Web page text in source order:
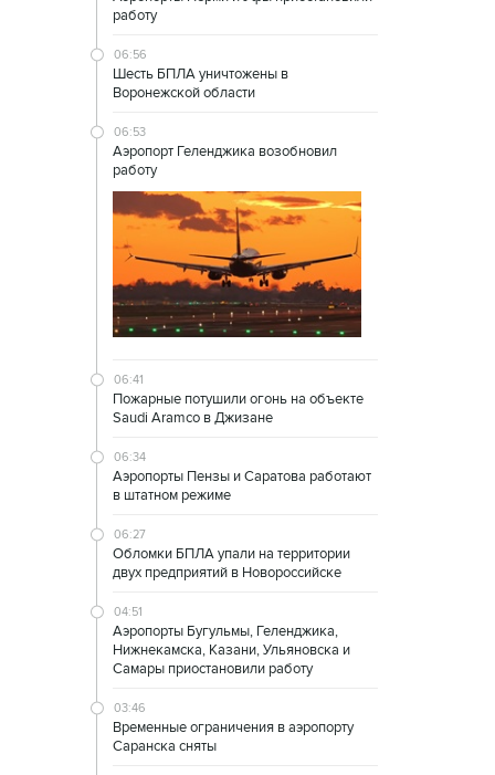
работу
06:56
Шесть БПЛА уничтожены в
Воронежской области
06:53
Аэропорт Геленджика возобновил
работу
06:41
Пожарные потушили огонь на объекте
Saudi Aramco в Джизане
06:34
Аэропорты Пензы и Саратова работают
в штатном режиме
06:27
Обломки БПЛА упали на территории
двух предприятий в Новороссийске
04:51
Аэропорты Бугульмы, Геленджика,
Нижнекамска, Казани, Ульяновска и
Самары приостановили работу
03:46
Временные ограничения в аэропорту
Саранска сняты